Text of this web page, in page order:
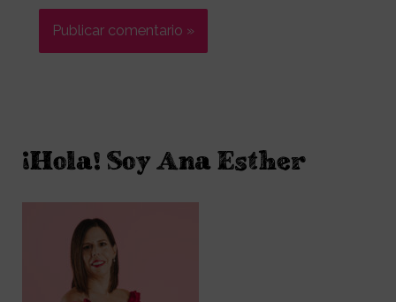
¡Hola! Soy Ana Esther